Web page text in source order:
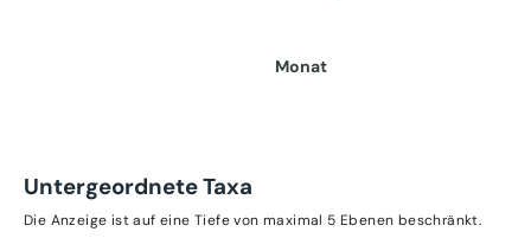
Monat
Untergeordnete Taxa
Die Anzeige ist auf eine Tiefe von maximal 5 Ebenen beschränkt.